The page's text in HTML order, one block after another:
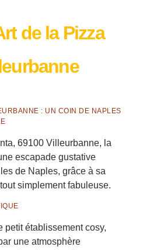
de la Pizza
: UN COIN DE NAPLES
69100 Villeurbanne, la
escapade gustative
de Naples, grâce à sa
simplement fabuleuse.
petit établissement cosy,
une atmosphère